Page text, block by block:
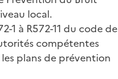
local.
1 à R572-11 du code de
compétentes
plans de prévention